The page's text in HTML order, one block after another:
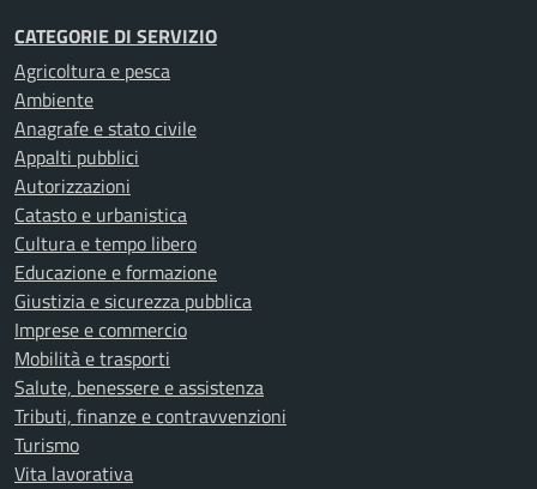
CATEGORIE DI SERVIZIO
Agricoltura e pesca
Ambiente
Anagrafe e stato civile
Appalti pubblici
Autorizzazioni
Catasto e urbanistica
Cultura e tempo libero
Educazione e formazione
Giustizia e sicurezza pubblica
Imprese e commercio
Mobilità e trasporti
Salute, benessere e assistenza
Tributi, finanze e contravvenzioni
Turismo
Vita lavorativa